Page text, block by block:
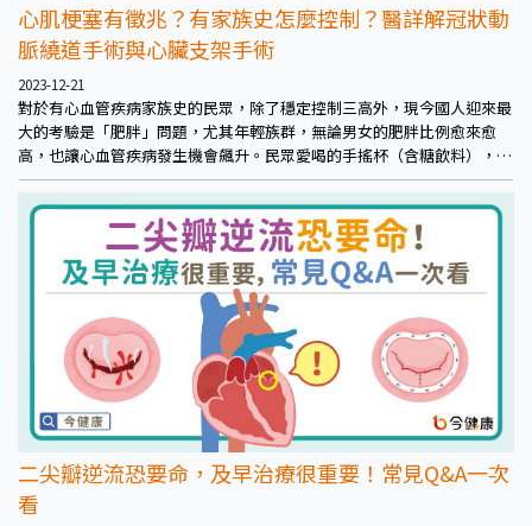
心肌梗塞有徵兆？有家族史怎麼控制？醫詳解冠狀動
脈繞道手術與心臟支架手術
2023-12-21
對於有心血管疾病家族史的民眾，除了穩定控制三高外，現今國人迎來最
大的考驗是「肥胖」問題，尤其年輕族群，無論男女的肥胖比例愈來愈
高，也讓心血管疾病發生機會飆升。民眾愛喝的手搖杯（含糖飲料），也
是造成肥胖和心臟病很重要的風險因子；氣溫驟降時，愛吃鍋、進補，也
容易造成身體負擔，得特別當心高血脂問題！但是即便是沒有家族史，三
高在年輕人的盛行率也逐漸提高，這些隱形的危險因素也是需要民眾提高
警覺，隨時注意自己的身體狀況。
二尖瓣逆流恐要命，及早治療很重要！常見Q&A一次
看